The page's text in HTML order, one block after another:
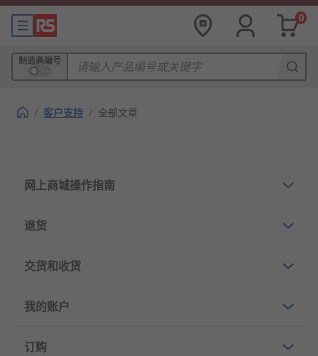
0
制造商编号
/ 客户支持 / 全部文章
网上商城操作指南
退货
交货和收货
我的账户
订购